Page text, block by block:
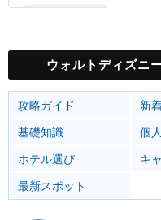
ウォルトディズニ
攻略ガイド
新
基礎知識
個
ホテル選び
キ
最新スポット